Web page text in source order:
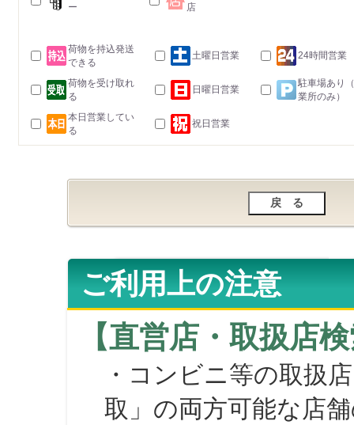
ー
店
荷物を持込発送
できる
土曜日営業 24時間営業
荷物を受け取れ
る
日曜日営業
駐車場あり
業所のみ）
本日営業してい
る
祝日営業
ご利用上の注意
【直営店・取扱店
・コンビニ等の取扱
取」の両方可能な店